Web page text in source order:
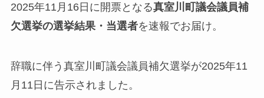
2025年11月16日に開票となる真室川町議会議員補
欠選挙の選挙結果・当選者を速報でお届け。
辞職に伴う真室川町議会議員補欠選挙が2025年11
月11日に告示されました。